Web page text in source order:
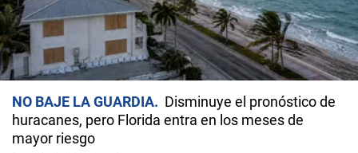
NO BAJE LA GUARDIA
Disminuye el pronóstico de
huracanes, pero Florida entra en los meses de
mayor riesgo